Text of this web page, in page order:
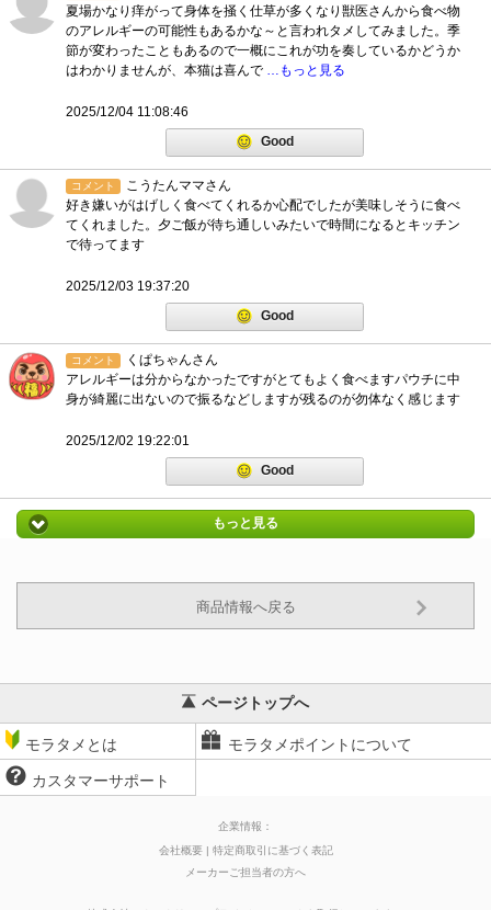
夏場かなり痒がって身体を掻く仕草が多くなり獣医さんから食べ物
のアレルギーの可能性もあるかな～と言われタメしてみました。季
節が変わったこともあるので一概にこれが功を奏しているかどうか
はわかりませんが、本猫は喜んで …もっと見る
2025/12/04 11:08:46
Good
コメント
こうたんママさん
好き嫌いがはげしく食べてくれるか心配でしたが美味しそうに食べ
てくれました。夕ご飯が待ち通しいみたいで時間になるとキッチン
で待ってます
2025/12/03 19:37:20
Good
コメント
くぱちゃんさん
アレルギーは分からなかったですがとてもよく食べますパウチに中
身が綺麗に出ないので振るなどしますが残るのが勿体なく感じます
2025/12/02 19:22:01
Good
もっと見る
商品情報へ戻る
ページトップへ
モラタメとは モラタメポイントについて
カスタマーサポート
企業情報：
会社概要
特定商取引に基づく表記
メーカーご担当者の方へ